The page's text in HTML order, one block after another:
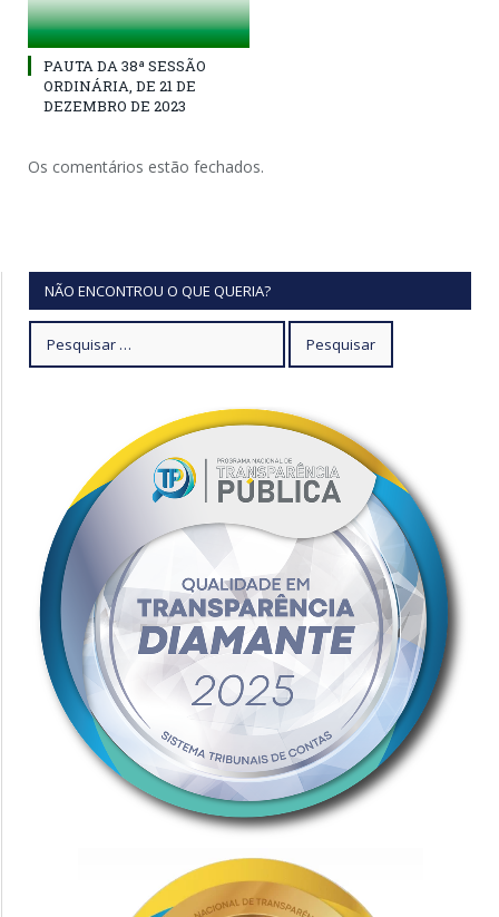
PAUTA DA 38ª SESSÃO
ORDINÁRIA, DE 21 DE
DEZEMBRO DE 2023
Os comentários estão fechados.
NÃO ENCONTROU O QUE QUERIA?